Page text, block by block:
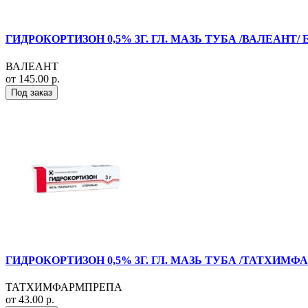
ГИДРОКОРТИЗОН 0,5% 3Г. ГЛ. МАЗЬ ТУБА /ВАЛЕАНТ/
ВАЛЕАНТ
от 145.00 р.
Под заказ
ГИДРОКОРТИЗОН 0,5% 3Г. ГЛ. МАЗЬ ТУБА /
ТАТХИМФАРМПРЕПА
от 43.00 р.